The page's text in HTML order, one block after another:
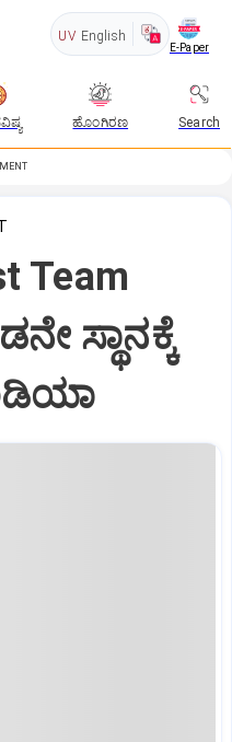
UV English
E-Paper
ಹೊಂಗಿರಣ Search
Team
ಸ್ಥಾನಕ್ಕೆ